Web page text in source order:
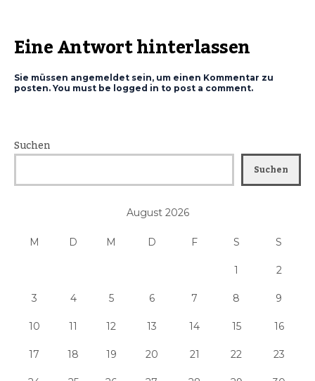
Eine Antwort hinterlassen
Sie müssen angemeldet sein, um einen Kommentar zu
posten. You must be logged in to post a comment.
Suchen
Suchen
August 2026
M D M D F S S
1 2
3 4 5 6 7 8 9
10 11 12 13 14 15 16
17 18 19 20 21 22 23